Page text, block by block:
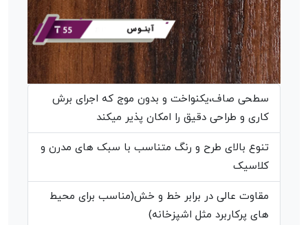
سطحی صاف،یکنواخت و بدون موج که اجرای برش
کاری و طراحی دقیق را امکان پذیر میکند
تنوع بالای طرح و رنگ متناسب با سبک های مدرن و
کلاسیک
مقاوت عالی در برابر خط و خش(مناسب برای محیط
های پرکاربرد مثل اشپزخانه)